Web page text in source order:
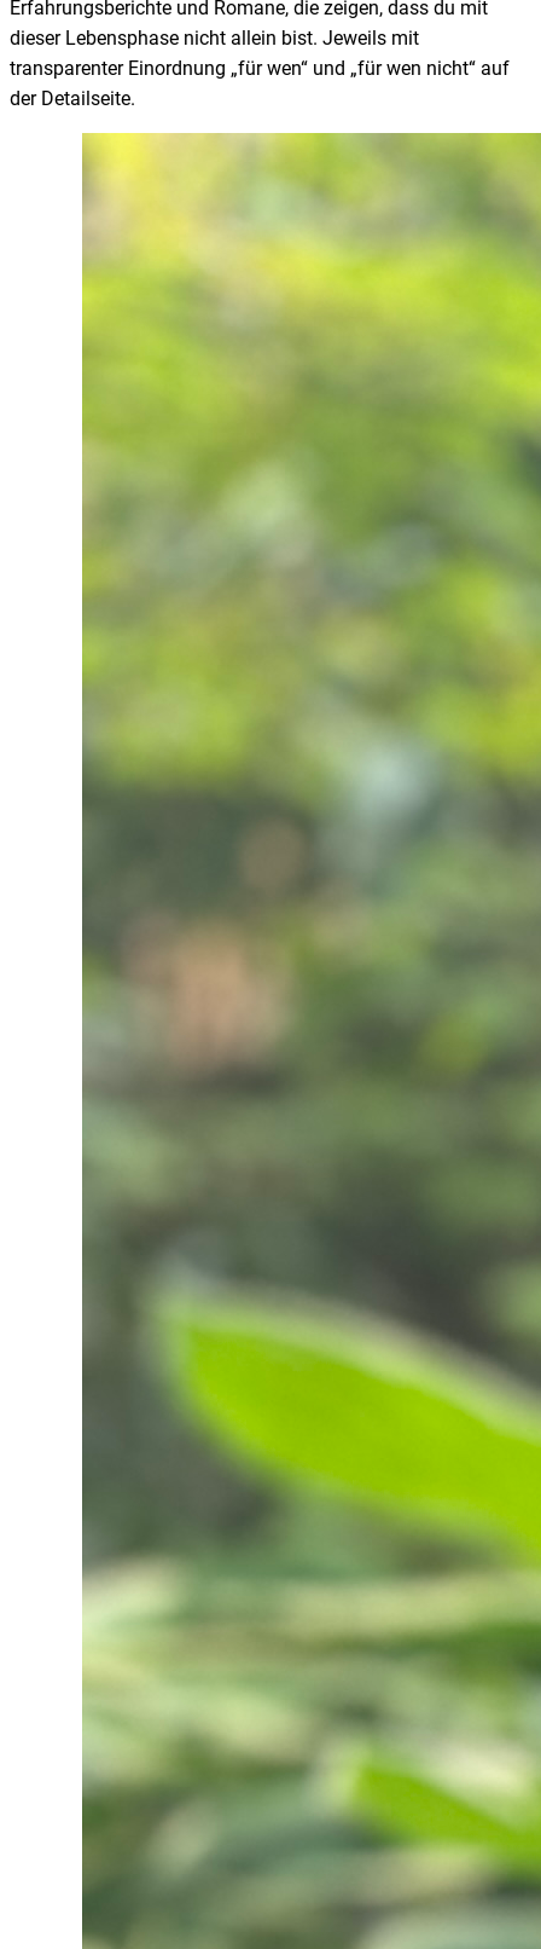
Erfahrungsberichte und Romane, die zeigen, dass du mit
dieser Lebensphase nicht allein bist. Jeweils mit
transparenter Einordnung „für wen“ und „für wen nicht“ auf
der Detailseite.